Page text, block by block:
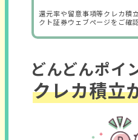
還元率や留意事項等クレカ積
クト証券ウェブページをご確
どんどんポイ
クレカ積立